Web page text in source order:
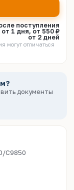
поступления
от 1 дня, от 550 ₽
от 2 дней
могут отличаться
документы
C9850